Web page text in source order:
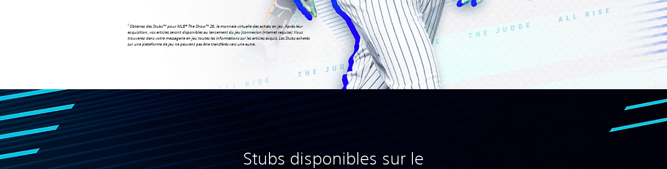
1 Obtenez des Stubs™ pour MLB® The Show™ 26, la monnaie virtuelle des achats en jeu. Après leur
acquisition, vos articles seront disponibles au lancement du jeu (connexion Internet requise). Vous
trouverez dans votre messagerie en jeu toutes les informations sur les articles acquis. Les Stubs achetés
sur une plateforme de jeu ne peuvent pas être transférés vers une autre.
Stubs disponibles sur le